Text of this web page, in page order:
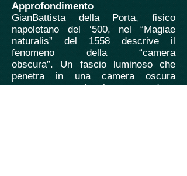
Approfondimento
GianBattista della Porta, fisico
napoletano del ‘500, nel “Magiae
naturalis” del 1558 descrive il
fenomeno della “camera
obscura”. Un fascio luminoso che
penetra in una camera oscura
attraverso una piccola apertura detta